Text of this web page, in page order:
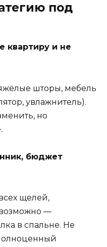
под
квартиру и не
шторы, мебель
увлажнитель).
но
бюджет
щелей,
—
в спальне. Не